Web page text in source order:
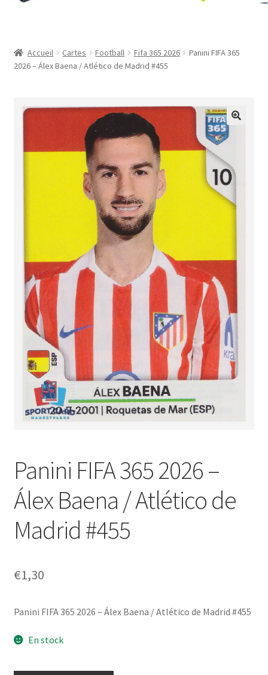
Mon compte
Panier
Validation de la commande
Accueil Cartes Football Fifa 365 2026
Panini FIFA 365
2026 – Álex Baena / Atlético de Madrid #455
Panini FIFA 365 2026 –
Álex Baena / Atlético de
Madrid #455
€1,30
Panini FIFA 365 2026 – Álex Baena / Atlético de Madrid #455
En stock